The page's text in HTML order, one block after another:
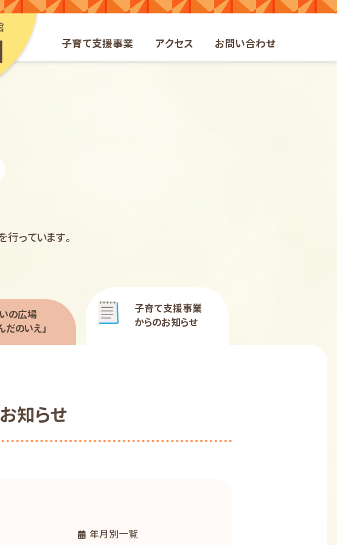
サイト
子育て支援事業 アクセス お問い合わせ
っています。
の広場
だのいえ」
子育て支援事業
からのお知らせ
知らせ
年月別一覧